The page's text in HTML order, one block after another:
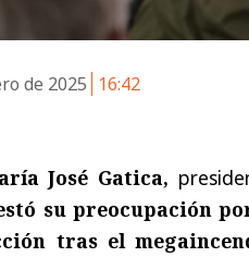
de 2025 16:42
José Gatica,
su preocupación
tras el